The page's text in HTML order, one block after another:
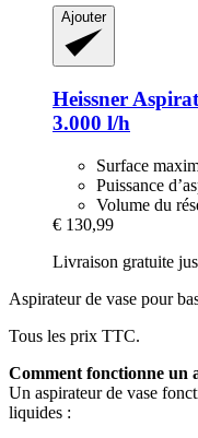
Ajouter
Heissner
3.000 l/h
Surface
Puissance
Volume du
€ 130,99
Livraison gratuite
Aspirateur de vase pour
Tous les prix TTC.
Comment fonctionne un
Un aspirateur de vase
liquides :